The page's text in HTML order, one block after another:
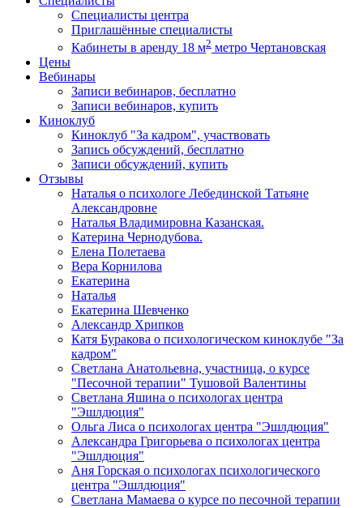
Специалисты центра
Приглашённые специалисты
Кабинеты в аренду 18 м2 метро Чертановская
Цены
Вебинары
Записи вебинаров, бесплатно
Записи вебинаров, купить
Киноклуб
Киноклуб "За кадром", участвовать
Запись обсуждений, бесплатно
Записи обсуждений, купить
Отзывы
Наталья о психологе Лебединской Татьяне
Александровне
Наталья Владимировна Казанская.
Катерина Чернодубова.
Елена Полетаева
Вера Корнилова
Екатерина
Наталья
Екатерина Шевченко
Александр Хрипков
Катя Буракова о психологическом киноклубе "За
кадром"
Светлана Анатольевна, участница, о курсе
"Песочной терапии" Тушовой Валентины
Светлана Яшина о психологах центра
"Эшлдюция"
Ольга Лиса о психологах центра "Эшлдюция"
Александра Григорьева о психологах центра
"Эшлдюция"
Аня Горская о психологах психологического
центра "Эшлдюция"
Светлана Мамаева о курсе по песочной терапии